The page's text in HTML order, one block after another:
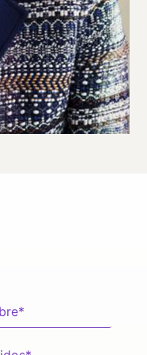
MADRID